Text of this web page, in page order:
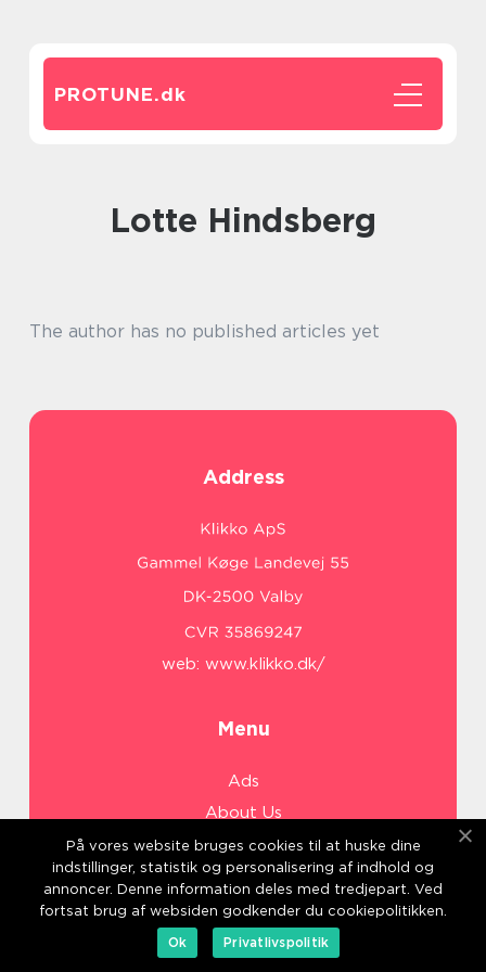
PROTUNE.dk
Lotte Hindsberg
The author has no published articles yet
Address
web: www.klikko.dk/
Menu
Ads
About Us
Cookies
Contact
Sitemap
På vores website bruges cookies til at huske dine
indstillinger, statistik og personalisering af indhold og
annoncer. Denne information deles med tredjepart. Ved
fortsat brug af websiden godkender du cookiepolitikken.
Ok
Privatlivspolitik